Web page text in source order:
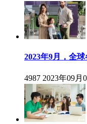
2023年9月，全
4987 2023年09月